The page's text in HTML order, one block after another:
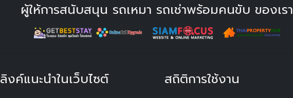
ผู้ให้การสนับสนุน รถเหมา รถเช่าพร้อมคนขับ ของเรา
ลิงค์แนะนำในเว็บไซต์ สถิติการใช้งาน